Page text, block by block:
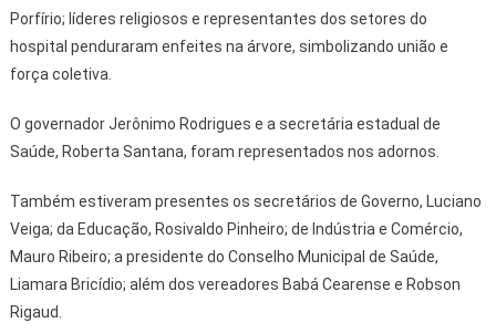
Porfírio; líderes religiosos e representantes dos setores do
hospital penduraram enfeites na árvore, simbolizando união e
força coletiva.
O governador Jerônimo Rodrigues e a secretária estadual de
Saúde, Roberta Santana, foram representados nos adornos.
Também estiveram presentes os secretários de Governo, Luciano
Veiga; da Educação, Rosivaldo Pinheiro; de Indústria e Comércio,
Mauro Ribeiro; a presidente do Conselho Municipal de Saúde,
Liamara Bricídio; além dos vereadores Babá Cearense e Robson
Rigaud.